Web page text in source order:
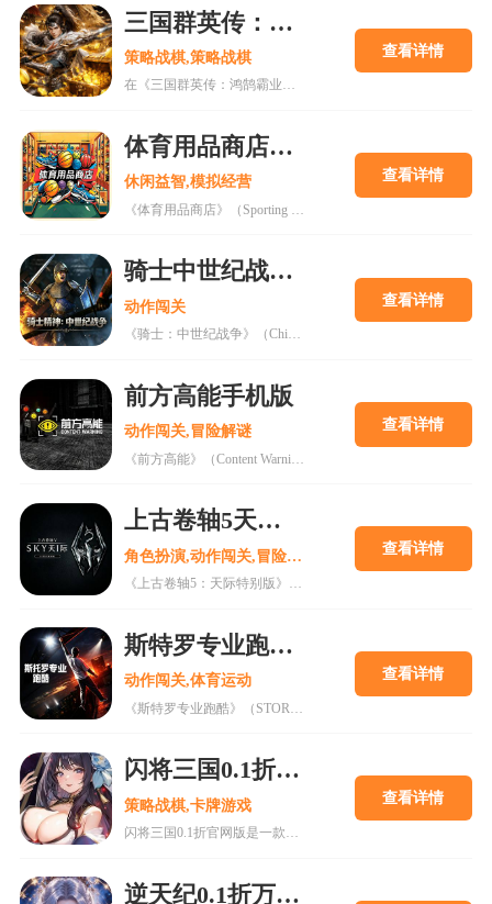
戏额度用完。
本活动按实际充值部分的金额计算，其他途径获得
的充值不计入本活动范围。
《龙城传奇(风云大极品红包版)》区服冠名活动(线
下申请)
活动范围:全区
活动内容:冠名奖励和冠名称号
服务器冠名:背包内充值点数达到1888，即可联系
客服申请服务器冠名权，服务器冠名每个区仅一个名
额，达标后及时联系客服申请，先到先得冠名内容2-4
个汉字，不可有辱骂、不文明或敏感词语。
活动最终解释权归游戏研发运营团队所有。
三国群英传：鸿鹄霸业掘金版
策略战棋,策略战棋
在《三国群英传：鸿鹄霸业》中，你将以一方诸侯身份重回三国，参与角逐天下，通过与其他玩家合纵联盟占领洛阳。开局通过超高的爆率抽取和劝降获得名将，轻松获取大量资源，号令万军战场厮杀；最后剑指洛阳，夺取天下！
查看详情
体育用品商店手机版
休闲益智,模拟经营 查看详情
骑士中世纪战争手机版
动作闯关
《骑士：中世纪战争》（Chivalry: Medieval Warfare）是由Torn Banner Studios开发的一款快节奏的第一人称中世纪血腥刀剑多人对战游戏。游戏于2012年10月16日发行。攻陷城堡、袭击村庄——游戏旨在表现中世纪战场的真实体验，灵感来自于《斯巴达300勇士》、《角斗士》和《勇敢的心》等史诗电影。游戏最多支持32名玩家于一张地图之中。在Steam平台获得了“特别好评”的整体评价。
查看详情
前方高能手机版
动作闯关,冒险解谜 查看详情
上古卷轴5天际特别版手机版
角色扮演,动作闯关,冒险解谜
《上古卷轴5：天际特别版》（The Elder Scrolls V: Skyrim Special Edition）是由Bethesda Game Studios开发的史诗奇幻角色扮演游戏。这款荣获超过200项年度游戏大奖的杰作，以令人惊叹的细致画面将玩家带入广袤的天际省。特别版内含大获好评的主游戏、全部附加内容，还有重制的艺术和特效、体积光效、动态景深、屏幕空间反射等全新功能。作为史上最著名也是最优秀的开放世界冒险游戏之一，它凭借海量的MOD和本身过硬的素质，至今仍广受玩家欢迎。
查看详情
斯特罗专业跑酷手机版
动作闯关,体育运动 查看详情
闪将三国0.1折官网版
策略战棋,卡牌游戏
闪将三国0.1折官网版是一款以三国为背景的卡牌策略手游，提供超值折扣和丰富福利，玩家可自由收集养成武将，体验经典历史剧情。游戏画面精美，战斗特效华丽，玩法多样，包含副本、竞技场、公会战等模式。开局赠送VIP和元宝，降低养成成本，适合新手与老玩家。合理规划资源，利用折扣优势，可快速提升战力，享受高回报的三国冒险体验。
查看详情
逆天纪0.1折万抽真充版手游